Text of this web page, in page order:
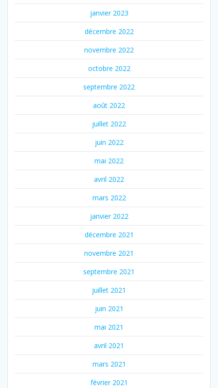
janvier 2023
décembre 2022
novembre 2022
octobre 2022
septembre 2022
août 2022
juillet 2022
juin 2022
mai 2022
avril 2022
mars 2022
janvier 2022
décembre 2021
novembre 2021
septembre 2021
juillet 2021
juin 2021
mai 2021
avril 2021
mars 2021
février 2021